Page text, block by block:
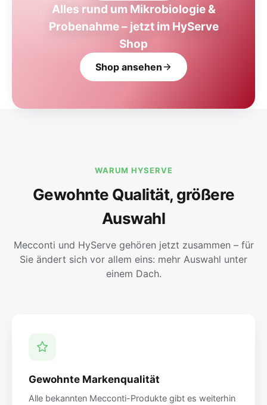
Alles rund um Mikrobiologie &
Probenahme – jetzt im HyServe
Shop
Shop ansehen
WARUM HYSERVE
Gewohnte Qualität, größere
Auswahl
Mecconti und HyServe gehören jetzt zusammen – für
Sie ändert sich vor allem eins: mehr Auswahl unter
einem Dach.
Gewohnte Markenqualität
Alle bekannten Mecconti-Produkte gibt es weiterhin